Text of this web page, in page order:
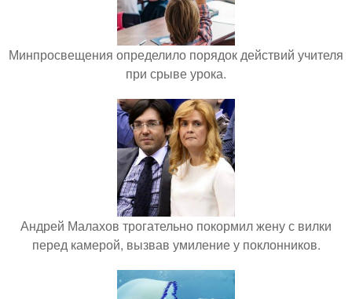
Минпросвещения определило порядок действий учителя
при срыве урока.
Андрей Малахов трогательно покормил жену с вилки
перед камерой, вызвав умиление у поклонников.